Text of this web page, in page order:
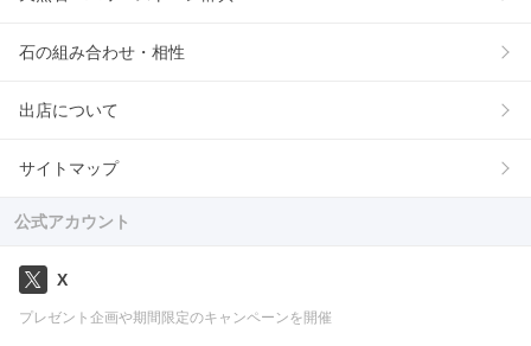
石の組み合わせ・相性
出店について
サイトマップ
公式アカウント
X
プレゼント企画や期間限定のキャンペーンを開催